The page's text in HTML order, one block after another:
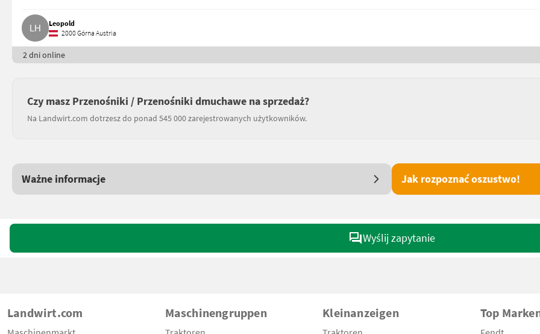
Leopold
2000 Górna Austria
2 dni online
Czy masz Przenośniki / Przenośniki dmuchawe na sprzedaż?
Na Landwirt.com dotrzesz do ponad 545 000 zarejestrowanych użytkowników.
Ważne informacje Jak rozpoznać oszustwo!
Wyślij zapytanie
Landwirt.com Maschinengruppen Kleinanzeigen Top